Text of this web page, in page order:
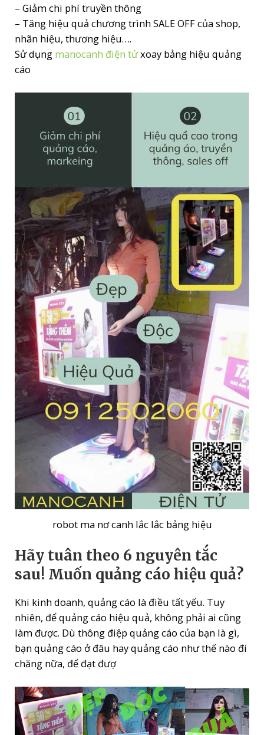
– Giảm chi phí truyền thông
– Tăng hiệu quả chương trình SALE OFF của shop,
nhãn hiệu, thương hiệu….
Sử dụng manocanh điện tửxoay bảng hiệu quảng
cáo
robot ma nơ canh lắc lắc bảng hiệu
Hãy tuân theo 6 nguyên tắc
sau! Muốn quảng cáo hiệu quả?
Khi kinh doanh, quảng cáo là điều tất yếu. Tuy
nhiên, để quảng cáo hiệu quả, không phải ai cũng
làm được. Dù thông điệp quảng cáo của bạn là gì,
bạn quảng cáo ở đâu hay quảng cáo như thế nào đi
chăng nữa, để đạt đượ